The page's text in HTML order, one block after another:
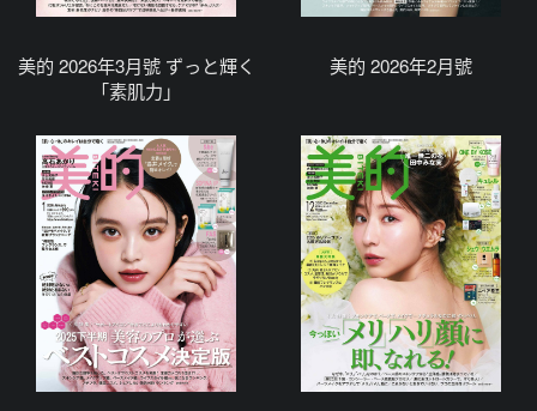
美的 2026年3月號 ずっと輝く
「素肌力」
美的 2026年2月號